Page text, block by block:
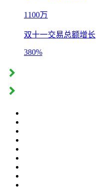
1100万
双十一交易总额增长
380%